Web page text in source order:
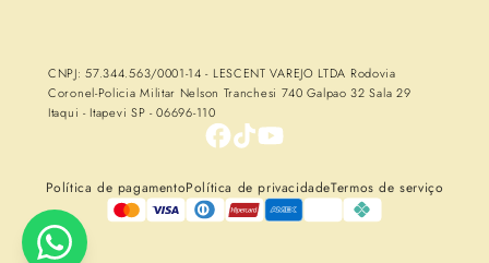
CNPJ: 57.344.563/0001-14 - LESCENT VAREJO LTDA Rodovia
Coronel-Policia Militar Nelson Tranchesi 740 Galpao 32 Sala 29
Itaqui - Itapevi SP - 06696-110
Política de pagamentoPolítica de privacidadeTermos de serviço